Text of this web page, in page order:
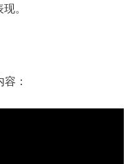
。
：